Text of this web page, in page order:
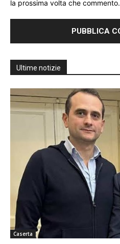
la prossima volta che commento.
Ultime notizie
Caserta